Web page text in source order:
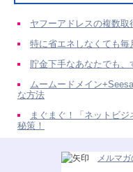
ヤフーアドレスの複数
特に省エネしなくても
貯金下手なあなたでも
ムームードメイン
な方法
まぐまぐ！「ネットビ
秘策！
メルマ